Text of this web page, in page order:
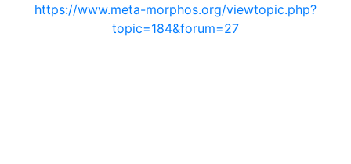
https://www.meta-morphos.org/viewtopic.php?
topic=184&forum=27